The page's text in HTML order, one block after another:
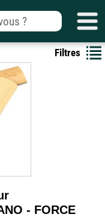
Filtres
- FORCE